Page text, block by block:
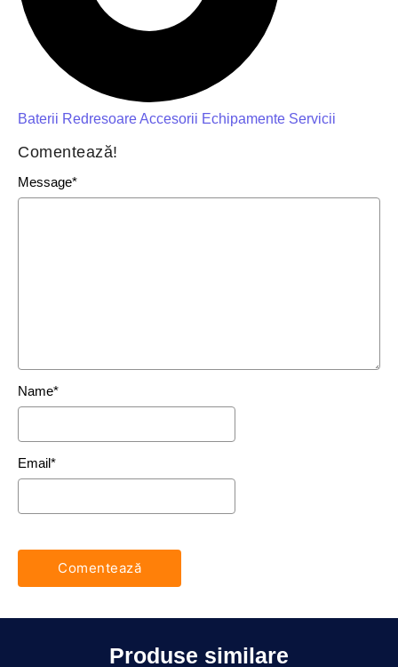
Baterii RedresoareAccesorii Echipamente Servicii
Comentează!
Message*
Name*
Email*
Produse similare